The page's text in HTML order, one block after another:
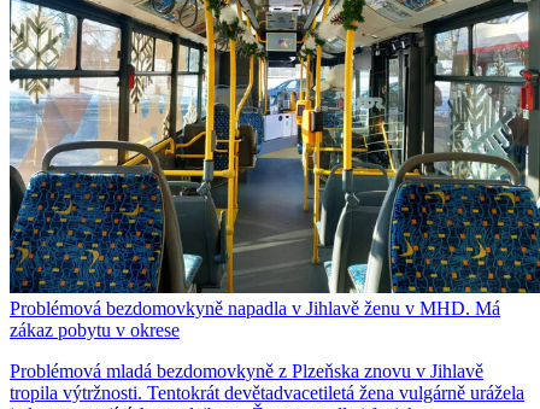
Problémová bezdomovkyně napadla v Jihlavě ženu v MHD. Má
zákaz pobytu v okrese
Problémová mladá bezdomovkyně z Plzeňska znovu v Jihlavě
tropila výtržnosti. Tentokrát devětadvacetiletá žena vulgárně urážela